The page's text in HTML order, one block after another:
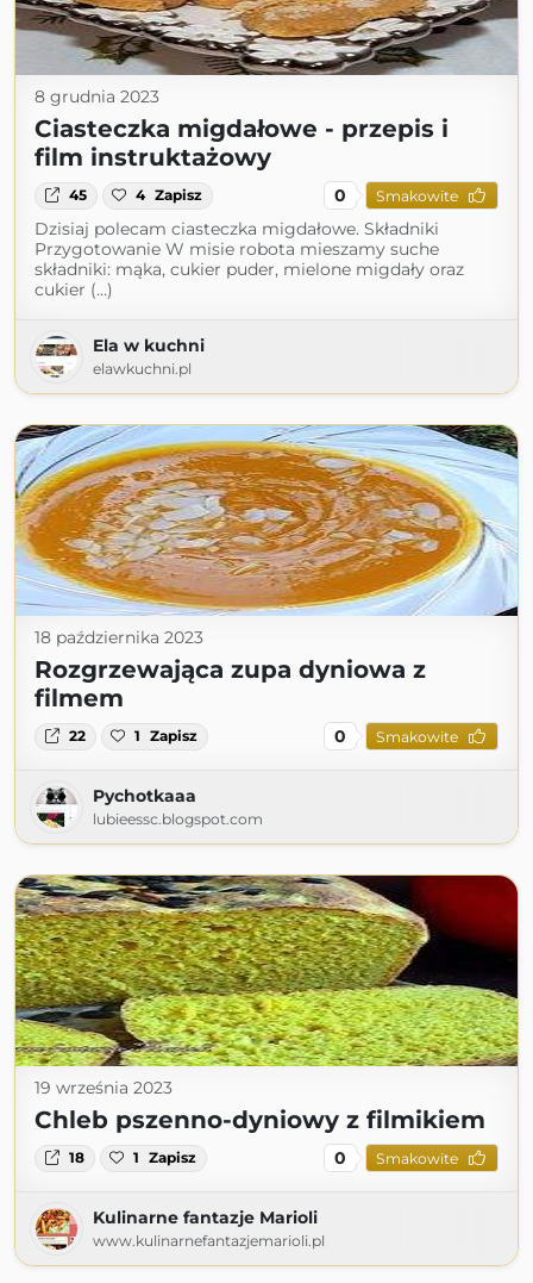
8 grudnia 2023
Ciasteczka migdałowe - przepis i
film instruktażowy
45 4 Zapisz 0 Smakowite
Dzisiaj polecam ciasteczka migdałowe. Składniki
Przygotowanie W misie robota mieszamy suche
składniki: mąka, cukier puder, mielone migdały oraz
cukier (...)
Ela w kuchni
elawkuchni.pl
18 października 2023
Rozgrzewająca zupa dyniowa z
filmem
22 1 Zapisz 0 Smakowite
Pychotkaaa
lubieessc.blogspot.com
19 września 2023
Chleb pszenno-dyniowy z filmikiem
18 1 Zapisz 0 Smakowite
Kulinarne fantazje Marioli
www.kulinarnefantazjemarioli.pl